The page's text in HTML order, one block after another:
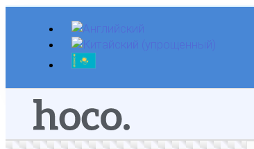
Перейти
содержимому